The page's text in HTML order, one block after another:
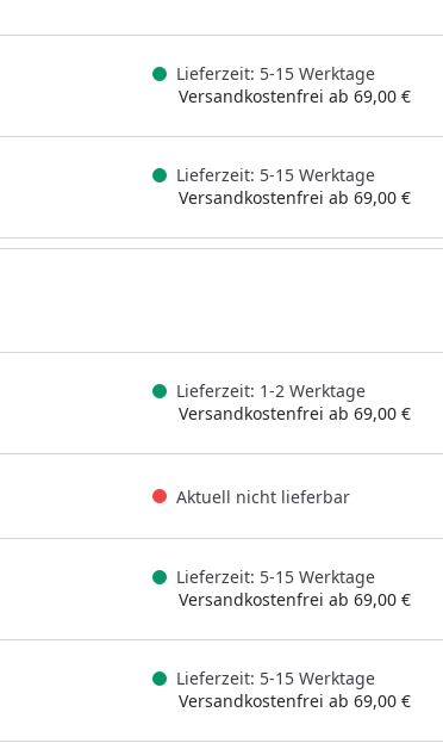
Lieferzeit: 5-15 Werktage
Versandkostenfrei ab 69,00 €
Lieferzeit: 5-15 Werktage
Versandkostenfrei ab 69,00 €
Lieferzeit: 1-2 Werktage
Versandkostenfrei ab 69,00 €
Aktuell nicht lieferbar
Lieferzeit: 5-15 Werktage
Versandkostenfrei ab 69,00 €
Lieferzeit: 5-15 Werktage
Versandkostenfrei ab 69,00 €